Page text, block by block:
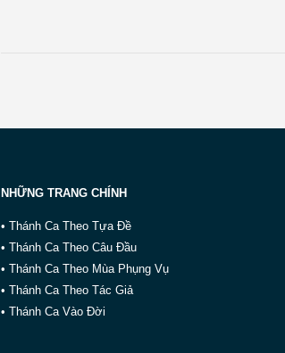
NHỮNG TRANG CHÍNH
• Thánh Ca Theo Tựa Đề
• Thánh Ca Theo Câu Đầu
• Thánh Ca Theo Mùa Phụng Vụ
• Thánh Ca Theo Tác Giả
• Thánh Ca Vào Đời